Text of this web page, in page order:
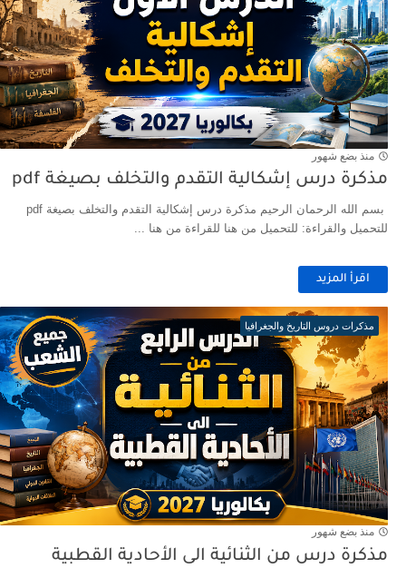
منذ بضع شهور
مذكرة درس إشكالية التقدم والتخلف بصيغة pdf
بسم الله الرحمان الرحيم مذكرة درس إشكالية التقدم والتخلف بصيغة pdf
للتحميل والقراءة: للتحميل من هنا للقراءة من هنا ...
اقرأ المزيد
مذكرات دروس التاريخ والجغرافيا
منذ بضع شهور
مذكرة درس من الثنائية الى الأحادية القطبية